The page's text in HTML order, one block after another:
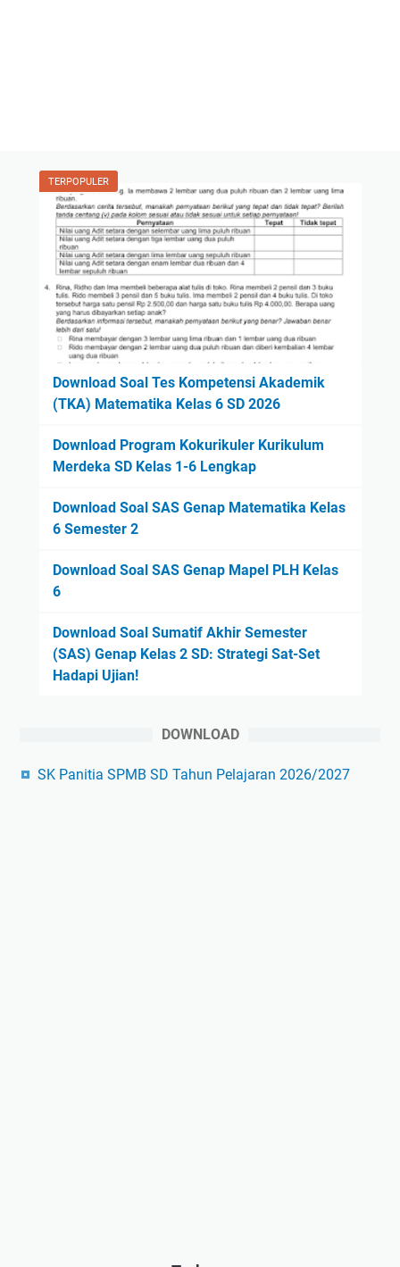
TERPOPULER
Download Soal Tes Kompetensi Akademik
(TKA) Matematika Kelas 6 SD 2026
Download Program Kokurikuler Kurikulum
Merdeka SD Kelas 1-6 Lengkap
Download Soal SAS Genap Matematika Kelas
6 Semester 2
Download Soal SAS Genap Mapel PLH Kelas
6
Download Soal Sumatif Akhir Semester
(SAS) Genap Kelas 2 SD: Strategi Sat-Set
Hadapi Ujian!
DOWNLOAD
SK Panitia SPMB SD Tahun Pelajaran 2026/2027